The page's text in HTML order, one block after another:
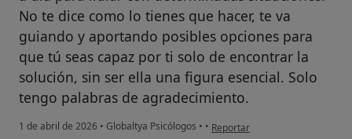
No te dice como lo tienes que hacer, te va
guiando y aportando posibles opciones para
que tú seas capaz por ti solo de encontrar la
solución, sin ser ella una figura esencial. Solo
tengo palabras de agradecimiento.
1 de abril de 2026 • Globaltya Psicólogos • • en opinión del usuario C.P
Reportar